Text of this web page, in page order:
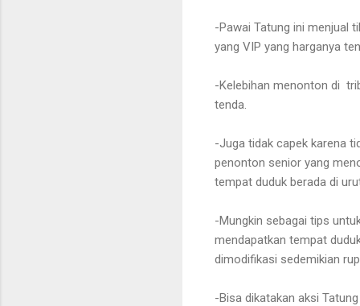
-Pawai Tatung ini menjual
yang VIP yang harganya
-Kelebihan menonton di
tenda.
-Juga tidak capek karena
penonton senior yang
tempat duduk berada di
-Mungkin sebagai tips
mendapatkan tempat
dimodifikasi sedemikian
-Bisa dikatakan aksi